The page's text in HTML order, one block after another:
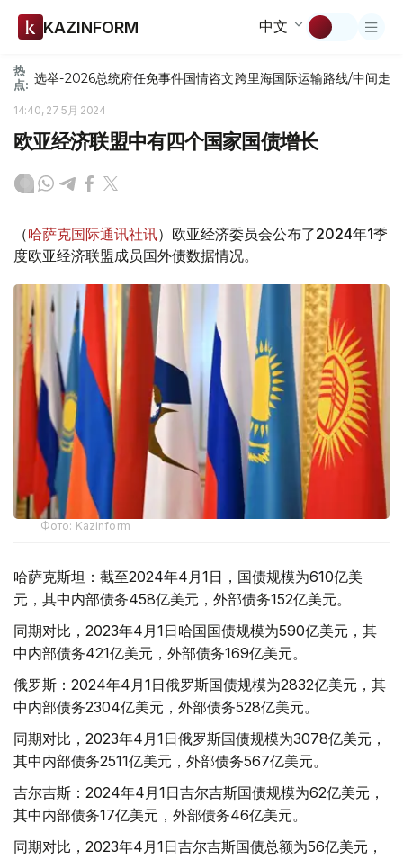
KAZINFORM 中文
热
点: 选举-2026总统府任免事件国情咨文跨里海国际运输路线/中间走廊
14:40, 27 5月 2024
欧亚经济联盟中有四个国家国债增长
（哈萨克国际通讯社讯）欧亚经济委员会公布了2024年1季
度欧亚经济联盟成员国外债数据情况。
Фото: Kazinform
哈萨克斯坦：截至2024年4月1日，国债规模为610亿美
元，其中内部债务458亿美元，外部债务152亿美元。
同期对比，2023年4月1日哈国国债规模为590亿美元，其
中内部债务421亿美元，外部债务169亿美元。
俄罗斯：2024年4月1日俄罗斯国债规模为2832亿美元，其
中内部债务2304亿美元，外部债务528亿美元。
同期对比，2023年4月1日俄罗斯国债规模为3078亿美元，
其中内部债务2511亿美元，外部债务567亿美元。
吉尔吉斯：2024年4月1日吉尔吉斯国债规模为62亿美元，
其中内部债务17亿美元，外部债务46亿美元。
同期对比，2023年4月1日吉尔吉斯国债总额为56亿美元，